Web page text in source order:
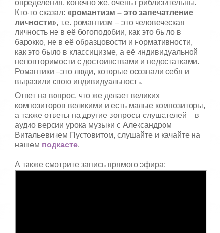
определения, конечно же, очень приблизительны.
Кто-то сказал: «романтизм – это запечатление
личности», т.е. романтизм – это человеческая
личность не в её богоподобии, как это было в
барокко, не в её образцовости и нормативности,
как это было в классицизме, а её индивидуальной
неповторимости с достоинствами и недостатками.
Романтики –это люди, которые осознали себя и
выразили свою индивидуальность.
Ответ на вопрос, что же делает великих
композиторов великими и есть малые композиторы,
а также ответы на другие вопросы слушателей – в
аудио версии урока музыки с Александром
Витальевичем Пустовитом, слушайте и качайте на
нашем подкасте.
А также смотрите запись прямого эфира: